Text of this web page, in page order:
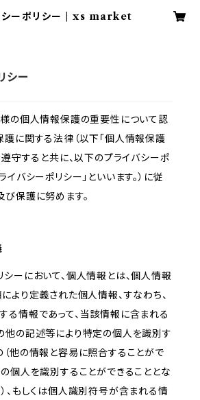
シーポリシー | xs market
シー
様の個人情報保護の重要性について認
護に関する法律（以下「個人情報保護
遵守すると共に、以下のプライバシーポ
イバシーポリシー」といいます。）に従
び保護に努めます。
シーにおいて、個人情報とは、個人情報
より定義された個人情報、すなわち、
る情報であって、当該情報に含まれる
他の記述等により特定の個人を識別す
（他の情報と容易に照合することがで
の個人を識別することができることとな
、もしくは個人識別符号が含まれる情